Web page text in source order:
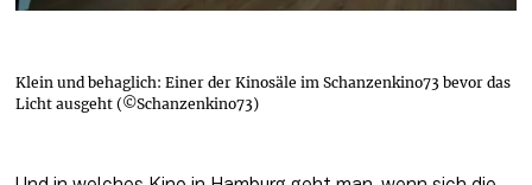
Klein und behaglich: Einer der Kinosäle im Schanzenkino73 bevor das
Licht ausgeht (©Schanzenkino73)